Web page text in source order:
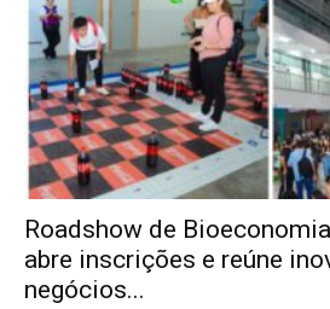
Roadshow de
abre inscrições e reúne
negócios...